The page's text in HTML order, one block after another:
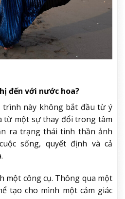
đến với nước hoa?
trình này không bắt đầu từ ý
từ một sự thay đổi trong tâm
ra trạng thái tinh thần ảnh
sống, quyết định và cả
một công cụ. Thông qua một
tạo cho mình một cảm giác